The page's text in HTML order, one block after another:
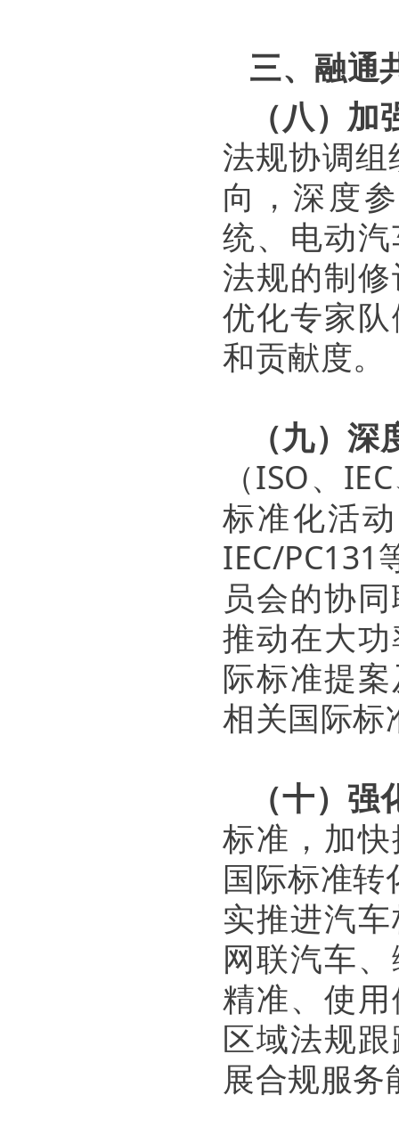
三、融通
（八）
法规协调组
向，深度
统、电动
法规的制
优化专家
和贡献度。
（九）
（ISO、
标准化活动
IEC/PC131
员会的协
推动在大
际标准提
相关国际标
（十）
标准，加
国际标准
实推进汽
网联汽车
精准、使
区域法规
展合规服务